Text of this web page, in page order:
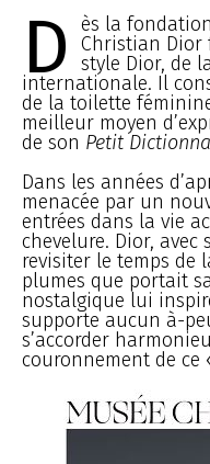
D
ès la
Christian Dior
style Dior, de
internationale. Il
de la toilette
meilleur moyen
de son Petit
Dans les années
menacée par un
entrées dans la vie
chevelure. Dior, avec
revisiter le temps de
plumes que portait
nostalgique lui
supporte aucun à-
s’accorder
couronnement de ce